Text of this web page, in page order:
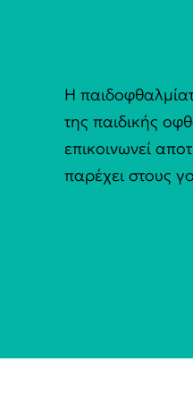
Η
της παιδικής
επικοινωνεί
παρέχει στους